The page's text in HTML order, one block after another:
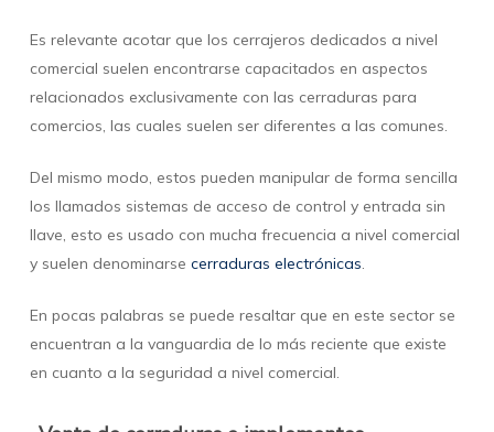
Es relevante acotar que los cerrajeros dedicados a nivel
comercial suelen encontrarse capacitados en aspectos
relacionados exclusivamente con las cerraduras para
comercios, las cuales suelen ser diferentes a las comunes.
Del mismo modo, estos pueden manipular de forma sencilla
los llamados sistemas de acceso de control y entrada sin
llave, esto es usado con mucha frecuencia a nivel comercial
y suelen denominarse cerraduras electrónicas.
En pocas palabras se puede resaltar que en este sector se
encuentran a la vanguardia de lo más reciente que existe
en cuanto a la seguridad a nivel comercial.